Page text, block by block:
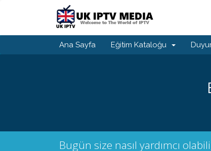
Ana Sayfa Eğitim Kataloğu
Bugün size nasıl yardımcı